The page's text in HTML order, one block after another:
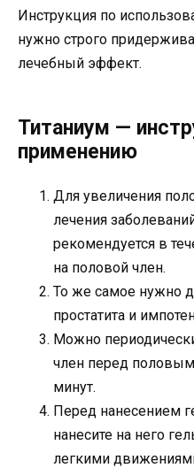
Инструкция по
нужно строго
лечебный эффект.
Титаниум —
применению
Для увеличения
лечения
рекомендуется в
на половой член.
То же самое нужно
простатита и
Можно
член перед
минут.
Перед нанесением
нанесите на него
легкими